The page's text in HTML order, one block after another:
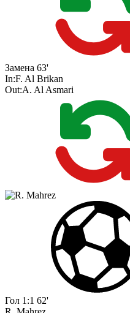
Замена 63'
In:F. Al Brikan
Out:A. Al Asmari
Гол 1:1 62'